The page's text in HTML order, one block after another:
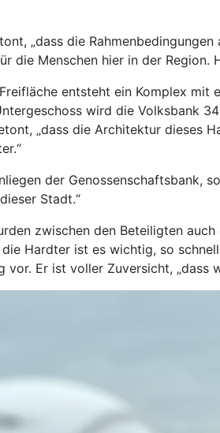
„dass die
die Menschen hier in der
entsteht ein Komplex
wird die Volksbank
„dass die Architektur dieses
der Genossenschaftsbank,
Stadt.“
zwischen den Beteiligten
die Hardter ist es wichtig, so
vor. Er ist voller Zuversicht, „dass